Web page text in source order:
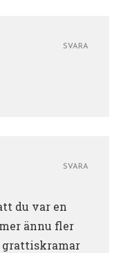
SVARA
du var en
ännu fler
grattiskramar
SVARA